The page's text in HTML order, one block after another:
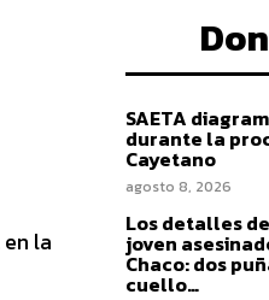
la
SAETA
durante la
Cayetano
agosto 8, 2026
Los detalles
joven
Chaco: dos
cuello…